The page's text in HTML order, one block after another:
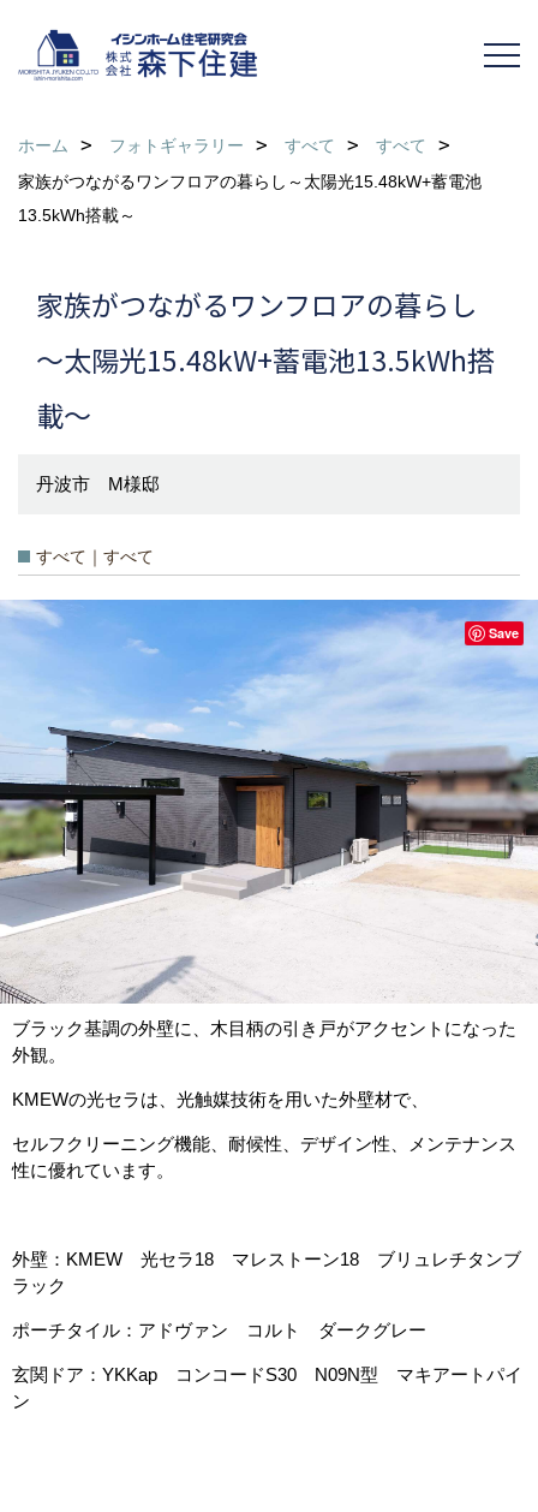
ホーム フォトギャラリー すべて
すべて
家族がつながるワンフロアの暮らし～太陽光15.48kW+蓄電池
13.5kWh搭載～
家族がつながるワンフロアの暮らし
～太陽光15.48kW+蓄電池13.5kWh搭
載～
丹波市 M様邸
すべて｜すべて
ブラック基調の外壁に、木目柄の引き戸がアクセントになった
外観。
KMEWの光セラは 、光触媒技術を用いた外壁材で、
セルフクリーニング機能、耐候性、デザイン性、メンテナンス
性に優れています。
外壁：KMEW 光セラ18 マレストーン18 ブリュレチタンブ
ラック
ポーチタイル：アドヴァン コルト ダークグレー
玄関ドア：YKKap コンコードS30 N09N型 マキアートパイ
ン
Save